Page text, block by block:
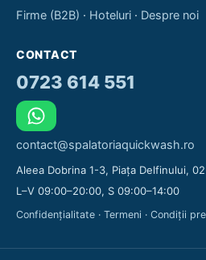
Firme (B2B) · Hoteluri · Despre noi
CONTACT
0723 614 551
contact@spalatoriaquickwash.ro
Aleea Dobrina 1-3, Piața Delfinului,
L–V 09:00–20:00, S 09:00–14:00
Confidențialitate · Termeni · Condiții